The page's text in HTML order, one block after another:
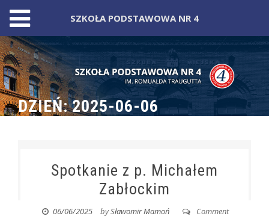
Skip
to
content
DZIEŃ:2025-06-06
Spotkanie z p. Michałem
Zabłockim
06/06/2025 bySławomir Mamoń
Comment
SZKOŁA PODSTAWOWA NR 4